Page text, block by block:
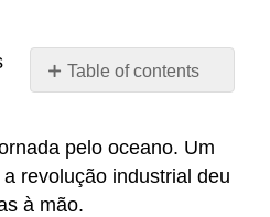
Table of contents
No
pelo oceano. Um
revolução industrial deu
à mão.